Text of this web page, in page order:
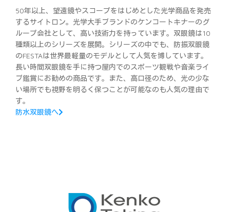
50年以上、望遠鏡やスコープをはじめとした光学商品を発売
するサイトロン。光学大手ブランドのケンコートキナーのグ
ループ会社として、高い技術力を持っています。双眼鏡は10
種類以上のシリーズを展開。シリーズの中でも、防振双眼鏡
のFESTAは世界最軽量のモデルとして人気を博しています。
長い時間双眼鏡を手に持つ屋内でのスポーツ観戦や音楽ライ
ブ鑑賞にお勧めの商品です。また、高口径のため、光の少な
い場所でも視野を明るく保つことが可能なのも人気の理由で
す。
防水双眼鏡へ